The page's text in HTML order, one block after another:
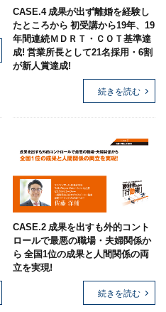
CASE.4 成果が出ず離婚を経験し
たところから 初受講から19年、19
年間連続ＭＤＲＴ・ＣＯＴ基準達
成! 営業所長として21名採用・6割
が新人賞達成!
続きを読む
CASE.2 成果を出すも外的コント
ロールで最悪の職場・夫婦関係か
ら 全国1位の成果と人間関係の両
立を実現!
続きを読む